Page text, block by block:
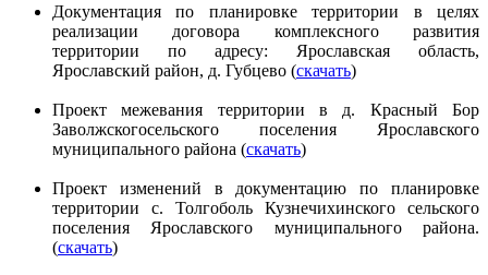
Документация по планировке территории в целях
реализации договора комплексного развития
территории по адресу: Ярославская область,
Ярославский район, д. Губцево (скачать)
Проект межевания территории в д. Красный Бор
Заволжскогосельского поселения Ярославского
муниципального района (скачать)
Проект изменений в документацию по планировке
территории с. Толгоболь Кузнечихинского сельского
поселения Ярославского муниципального района.
(скачать)